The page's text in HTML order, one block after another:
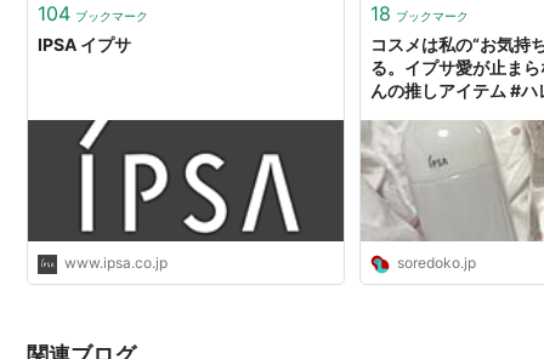
104 ブックマーク
IPSA イプサ
www.ipsa.co.jp
18 ブックマーク
コスメは私の“お気持
る。イプサ愛が止ま
んの推しアイテム #
soredoko.jp